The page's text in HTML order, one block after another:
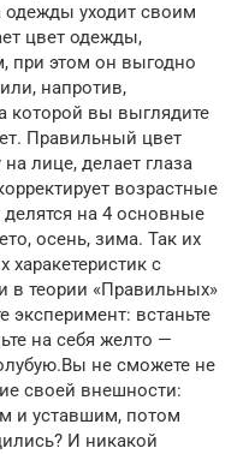
одежды уходит своим
цвет одежды,
при этом он выгодно
напротив,
которой вы выглядите
Правильный цвет
лице, делает глаза
возрастные
на 4 основные
осень, зима. Так их
харакетеристик с
в теории «Правильных»
эксперимент: встаньте
на себя желто —
не сможете не
своей внешности:
и уставшим, потом
И никакой